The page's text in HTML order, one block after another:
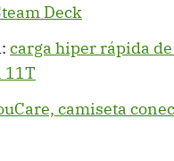
Deck
carga hiper rápida
11T
camiseta